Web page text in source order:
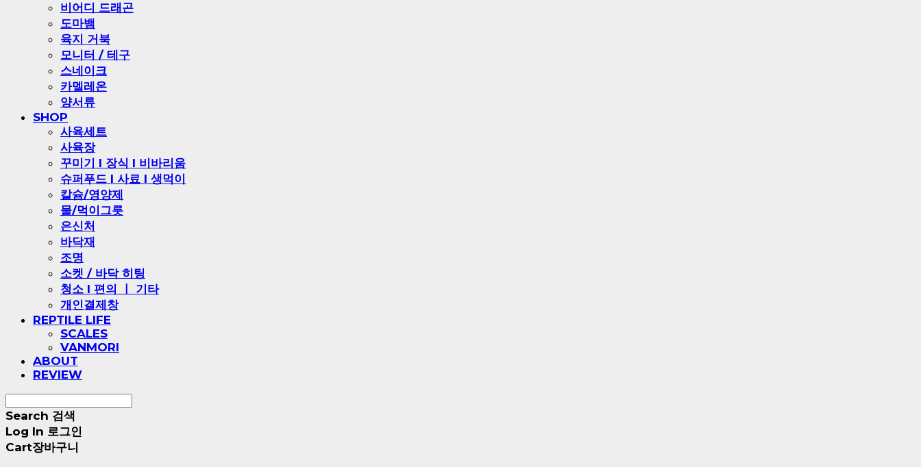
비어디 드래곤
도마뱀
육지 거북
모니터 / 테구
스네이크
카멜레온
양서류
SHOP
사육세트
사육장
꾸미기 l 장식 l 비바리움
슈퍼푸드 l 사료 l 생먹이
칼슘/영양제
물/먹이그릇
은신처
바닥재
조명
소켓 / 바닥 히팅
청소 l 편의 ㅣ 기타
개인결제창
REPTILE LIFE
SCALES
VANMORI
ABOUT
REVIEW
Search 검색
Log In 로그인
Cart장바구니